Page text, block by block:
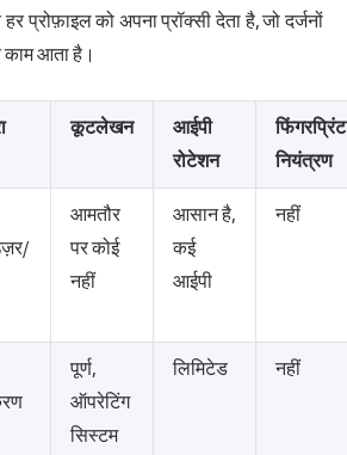
प्रोफ़ाइल को अपना प्रॉक्सी देता है, जो दर्जनों
आता है।
कूटलेखन
आईपी
रोटेशन
फिंगरप्रिंट
नियंत्रण
आमतौर
पर कोई
नहीं
आसान है,
कई
आईपी
नहीं
पूर्ण,
ऑपरेटिंग
सिस्टम
लिमिटेड नहीं